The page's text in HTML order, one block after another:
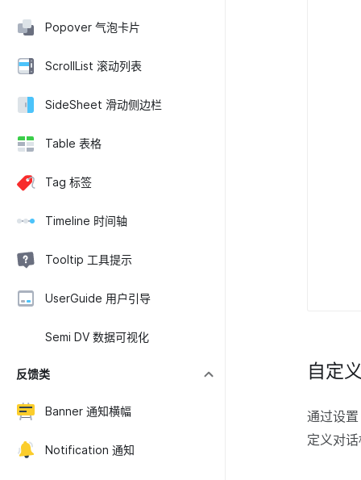
Popover 气泡卡片
ScrollList 滚动列表
SideSheet 滑动侧边栏
Table 表格
Tag 标签
Timeline 时间轴
Tooltip 工具提示
UserGuide 用户引导
Semi DV 数据可视化
反馈类
Banner 通知横幅
Notification 通知
自定
通过设
定义对